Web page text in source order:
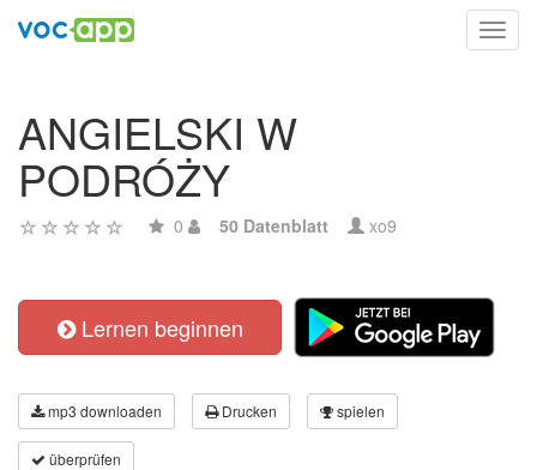
ANGIELSKI W
PODRÓŻY
0 50 Datenblatt xo9
Lernen beginnen
mp3 downloaden Drucken spielen
überprüfen